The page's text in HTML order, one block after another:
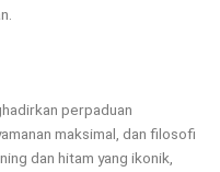
perpaduan
maksimal, dan filosofi
dan hitam yang ikonik,